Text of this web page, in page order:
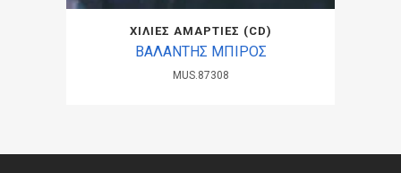
ΧΙΛΙΕΣ ΑΜΑΡΤΙΕΣ (CD)
ΒΑΛΑΝΤΗΣ ΜΠΙΡΟΣ
MUS.87308